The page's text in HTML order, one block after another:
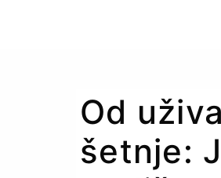
Od
šetnje: